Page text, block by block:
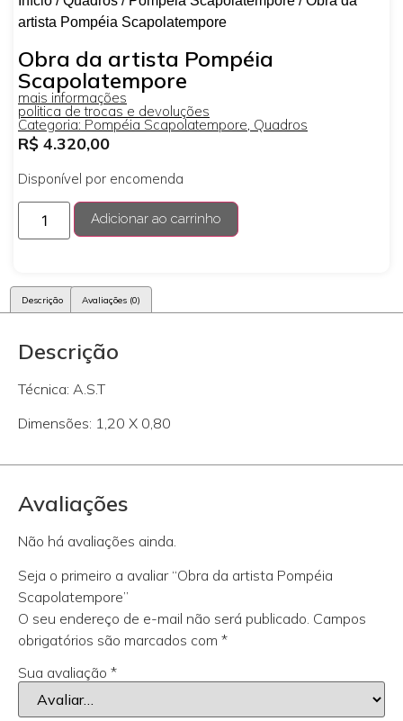
artista Pompéia Scapolatempore
Obra da artista Pompéia
Scapolatempore
mais informações
politica de trocas e devoluções
Categoria: Pompéia Scapolatempore, Quadros
R$ 4.320,00
Disponível por encomenda
Adicionar ao carrinho
Descrição Avaliações (0)
Descrição
Técnica: A.S.T
Dimensões: 1,20 X 0,80
Avaliações
Não há avaliações ainda.
Seja o primeiro a avaliar “Obra da artista Pompéia
Scapolatempore”
O seu endereço de e-mail não será publicado. Campos
obrigatórios são marcados com *
Sua avaliação *